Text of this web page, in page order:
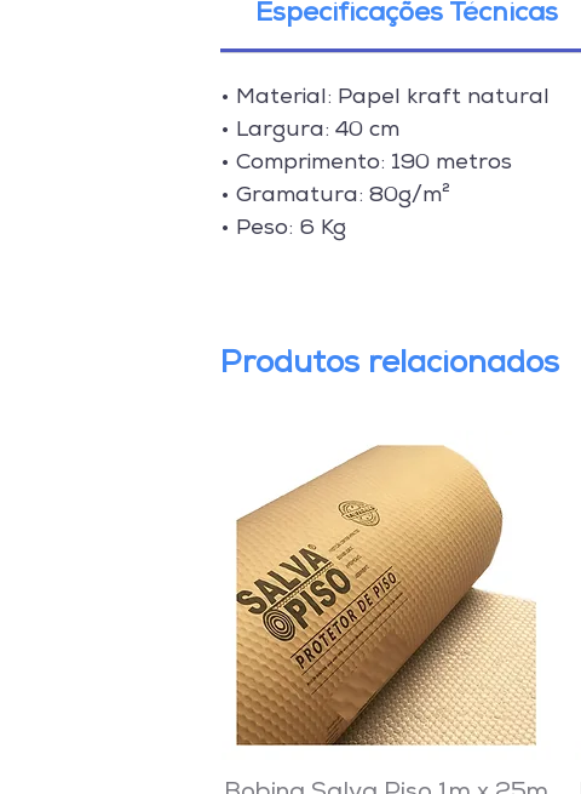
Especificações Técnicas
• Material: Papel kraft natural
• Largura: 40 cm
• Comprimento: 190 metros
• Gramatura: 80g/m²
• Peso: 6 Kg
Produtos relacionados